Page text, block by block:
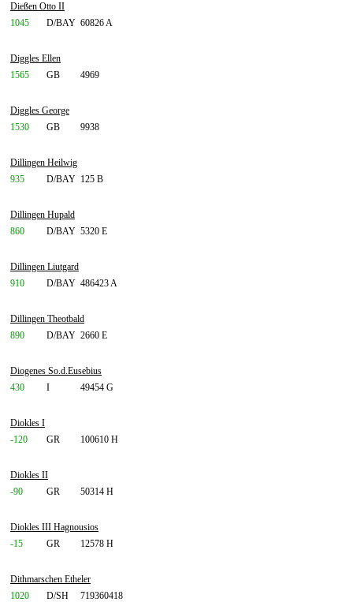
Dießen Otto II
1045
D/BAY 60826 A
Diggles Ellen
1565
GB 4969
Diggles George
1530
GB 9938
Dillingen Heilwig
935
D/BAY 125 B
Dillingen Hupald
860
D/BAY 5320 E
Dillingen Liutgard
910
D/BAY 486423 A
Dillingen Theotbald
890
D/BAY 2660 E
Diogenes So.d.Eusebius
430
I 49454 G
Diokles I
-120
GR 100610 H
Diokles II
-90
GR 50314 H
Diokles III Hagnousios
-15
GR 12578 H
Dithmarschen Etheler
1020
D/SH 719360418